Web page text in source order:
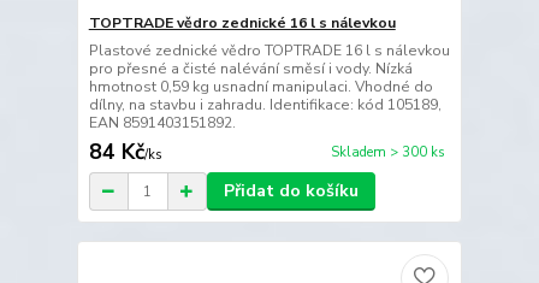
TOPTRADE vědro zednické 16 l s nálevkou
Plastové zednické vědro TOPTRADE 16 l s nálevkou
pro přesné a čisté nalévání směsí i vody. Nízká
hmotnost 0,59 kg usnadní manipulaci. Vhodné do
dílny, na stavbu i zahradu. Identifikace: kód 105189,
EAN 8591403151892.
84 Kč/ks Skladem > 300 ks
Přidat do košíku